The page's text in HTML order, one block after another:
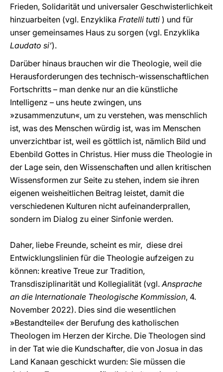
Frieden, Solidarität und universaler Geschwisterlichkeit
hinzuarbeiten (vgl. Enzyklika Fratelli tutti ) und für
unser gemeinsames Haus zu sorgen (vgl. Enzyklika
Laudato si’).
Darüber hinaus brauchen wir die Theologie, weil die
Herausforderungen des technisch-wissenschaftlichen
Fortschritts – man denke nur an die künstliche
Intelligenz – uns heute zwingen, uns
»zusammenzutun«, um zu verstehen, was menschlich
ist, was des Menschen würdig ist, was im Menschen
unverzichtbar ist, weil es göttlich ist, nämlich Bild und
Ebenbild Gottes in Christus. Hier muss die Theologie in
der Lage sein, den Wissenschaften und allen kritischen
Wissensformen zur Seite zu stehen, indem sie ihren
eigenen weisheitlichen Beitrag leistet, damit die
verschiedenen Kulturen nicht aufeinanderprallen,
sondern im Dialog zu einer Sinfonie werden.
Daher, liebe Freunde, scheint es mir, diese drei
Entwicklungslinien für die Theologie aufzeigen zu
können: kreative Treue zur Tradition,
Transdisziplinarität und Kollegialität (vgl.Ansprache
an die Internationale Theologische Kommission, 4.
November 2022). Dies sind die wesentlichen
»Bestandteile« der Berufung des katholischen
Theologen im Herzen der Kirche. Die Theologen sind
in der Tat wie die Kundschafter, die von Josua in das
Land Kanaan geschickt wurden: Sie müssen die